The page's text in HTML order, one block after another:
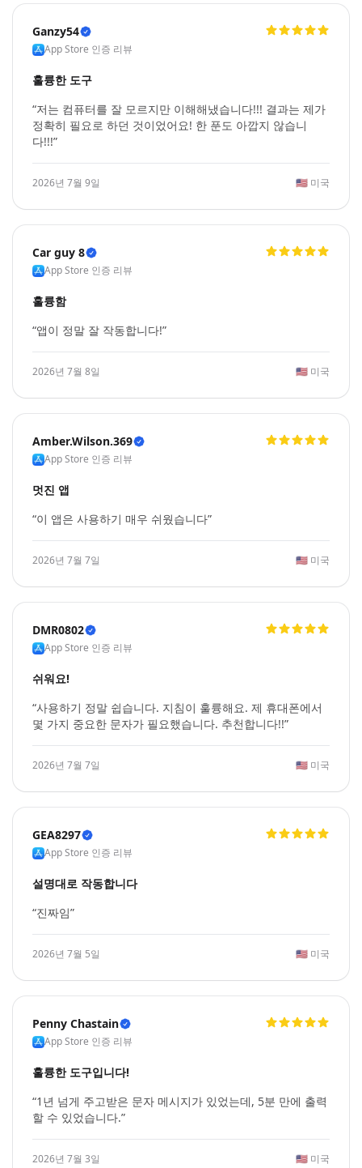
Ganzy54
App Store 인증 리뷰
훌륭한 도구
“저는 컴퓨터를 잘 모르지만 이해해냈습니다!!! 결과는 제가
정확히 필요로 하던 것이었어요! 한 푼도 아깝지 않습니
다!!!”
2026년 7월 9일 🇺🇸 미국
Car guy 8
App Store 인증 리뷰
훌륭함
“앱이 정말 잘 작동합니다!”
2026년 7월 8일 🇺🇸 미국
Amber.Wilson.369
App Store 인증 리뷰
멋진 앱
“이 앱은 사용하기 매우 쉬웠습니다”
2026년 7월 7일 🇺🇸 미국
DMR0802
App Store 인증 리뷰
쉬워요!
“사용하기 정말 쉽습니다. 지침이 훌륭해요. 제 휴대폰에서
몇 가지 중요한 문자가 필요했습니다. 추천합니다!!”
2026년 7월 7일 🇺🇸 미국
GEA8297
App Store 인증 리뷰
설명대로 작동합니다
“진짜임”
2026년 7월 5일 🇺🇸 미국
Penny Chastain
App Store 인증 리뷰
훌륭한 도구입니다!
“1년 넘게 주고받은 문자 메시지가 있었는데, 5분 만에 출력
할 수 있었습니다.”
2026년 7월 3일 🇺🇸 미국